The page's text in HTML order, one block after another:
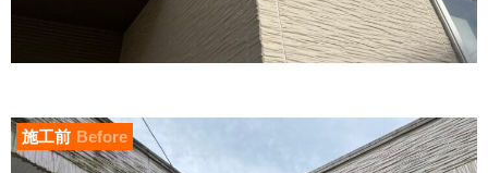
施工前 Before